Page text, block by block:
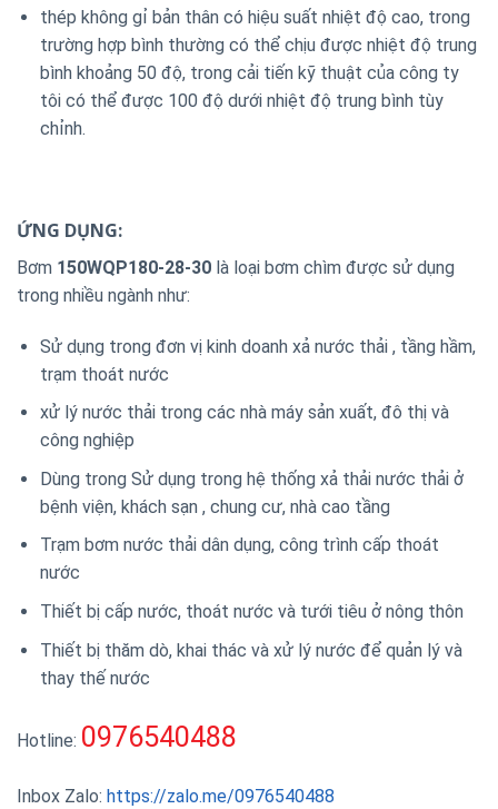
thép không gỉ bản thân có hiệu suất nhiệt độ cao, trong
trường hợp bình thường có thể chịu được nhiệt độ trung
bình khoảng 50 độ, trong cải tiến kỹ thuật của công ty
tôi có thể được 100 độ dưới nhiệt độ trung bình tùy
chỉnh.
ỨNG DỤNG:
Bơm 150WQP180-28-30 là loại bơm chìm được sử dụng
trong nhiều ngành như:
Sử dụng trong đơn vị kinh doanh xả nước thải , tầng hầm,
trạm thoát nước
xử lý nước thải trong các nhà máy sản xuất, đô thị và
công nghiệp
Dùng trong Sử dụng trong hệ thống xả thải nước thải ở
bệnh viện, khách sạn , chung cư, nhà cao tầng
Trạm bơm nước thải dân dụng, công trình cấp thoát
nước
Thiết bị cấp nước, thoát nước và tưới tiêu ở nông thôn
Thiết bị thăm dò, khai thác và xử lý nước để quản lý và
thay thế nước
Hotline: 0976540488
Inbox Zalo: https://zalo.me/0976540488